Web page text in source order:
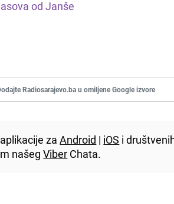
od Janše
Radiosarajevo.ba u omiljene Google izvore
zaAndroid | iOS i
našegViber Chata.